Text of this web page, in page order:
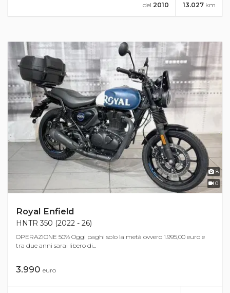
13.027 km
del 2010
8
0
Royal Enfield
HNTR 350 (2022 - 26)
OPERAZIONE 50% Oggi paghi solo la metà ovvero 1.995,00 euro e
tra due anni sarai libero di...
3.990 euro